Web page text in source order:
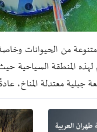
من الحيوانات وخاصة
لهذه المنطقة
معتدلة المناخ،